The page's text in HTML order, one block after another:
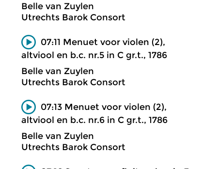
Belle van Zuylen
Utrechts Barok Consort
07:11 Menuet voor violen (2),
altviool en b.c. nr.5 in C gr.t., 1786
Belle van Zuylen
Utrechts Barok Consort
07:13 Menuet voor violen (2),
altviool en b.c. nr.6 in C gr.t., 1786
Belle van Zuylen
Utrechts Barok Consort